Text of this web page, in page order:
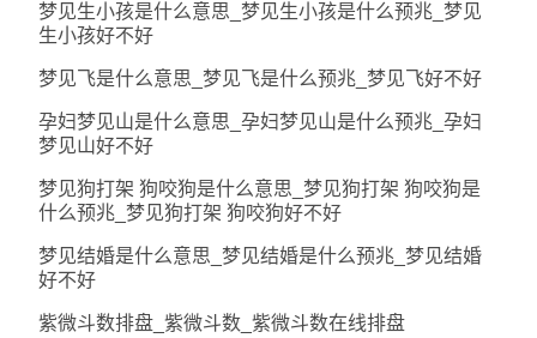
梦见生小孩是什么意思_梦见生小孩是什么预兆_梦见
生小孩好不好
梦见飞是什么意思_梦见飞是什么预兆_梦见飞好不好
孕妇梦见山是什么意思_孕妇梦见山是什么预兆_孕妇
梦见山好不好
梦见狗打架 狗咬狗是什么意思_梦见狗打架 狗咬狗是
什么预兆_梦见狗打架 狗咬狗好不好
梦见结婚是什么意思_梦见结婚是什么预兆_梦见结婚
好不好
紫微斗数排盘_紫微斗数_紫微斗数在线排盘